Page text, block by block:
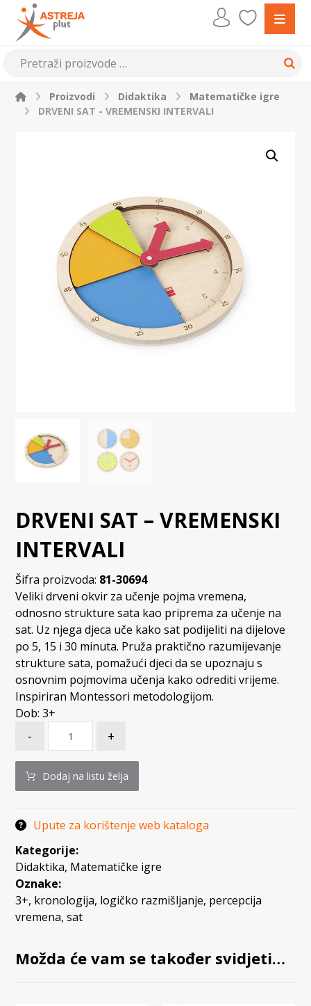
Proizvodi Didaktika
Matematičke igre
DRVENI SAT - VREMENSKI INTERVALI
DRVENI SAT – VREMENSKI
INTERVALI
Šifra proizvoda: 81-30694
Veliki drveni okvir za učenje pojma vremena,
odnosno strukture sata kao priprema za učenje na
sat. Uz njega djeca uče kako sat podijeliti na dijelove
po 5, 15 i 30 minuta. Pruža praktično razumijevanje
strukture sata, pomažući djeci da se upoznaju s
osnovnim pojmovima učenja kako odrediti vrijeme.
Inspiriran Montessori metodologijom.
Dob: 3+
- +
Dodaj na listu želja
Upute za korištenje web kataloga
Kategorije:
Didaktika, Matematičke igre
Oznake:
3+, kronologija, logičko razmišljanje, percepcija
vremena,sat
Možda će vam se također svidjeti…